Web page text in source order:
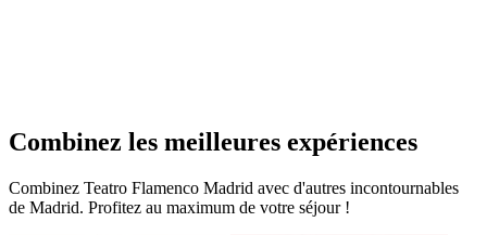
Combinez les meilleures expériences
Combinez Teatro Flamenco Madrid avec d'autres incontournables
de Madrid. Profitez au maximum de votre séjour !